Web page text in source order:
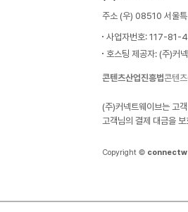
주소 (우) 08510 서울
사업자번호: 117-81-
호스팅 제공자: (주)커
콘텐츠산업진흥법콘텐
(주)커넥트웨이브는 고
고객님의 결제 대금을
Copyright ©